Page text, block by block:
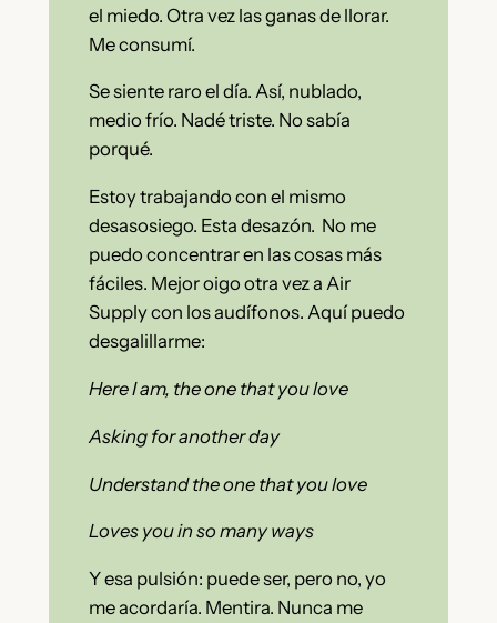
el miedo. Otra vez las ganas de llorar.
Me consumí.
Se siente raro el día. Así, nublado,
medio frío. Nadé triste. No sabía
porqué.
Estoy trabajando con el mismo
desasosiego. Esta desazón. No me
puedo concentrar en las cosas más
fáciles. Mejor oigo otra vez a Air
Supply con los audífonos. Aquí puedo
desgalillarme:
Here I am, the one that you love
Asking for another day
Understand the one that you love
Loves you in so many ways
Y esa pulsión: puede ser, pero no, yo
me acordaría. Mentira. Nunca me